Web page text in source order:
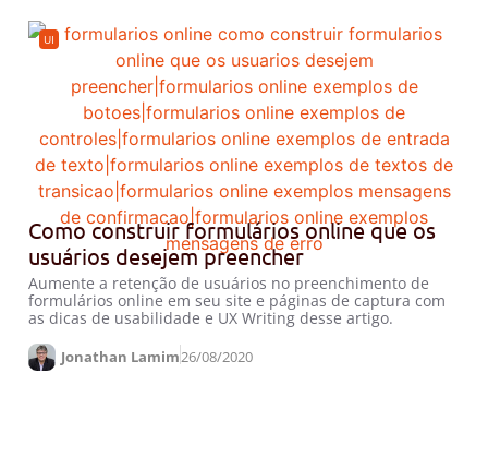
UI
Como construir formulários online que os
usuários desejem preencher
Aumente a retenção de usuários no preenchimento de
formulários online em seu site e páginas de captura com
as dicas de usabilidade e UX Writing desse artigo.
Jonathan Lamim26/08/2020